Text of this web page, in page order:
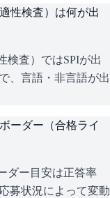
性検査）は何が出
検査）ではSPIが出
、言語・非言語が出
ーダー（合格ライ
ダー目安は正答率
募状況によって変動